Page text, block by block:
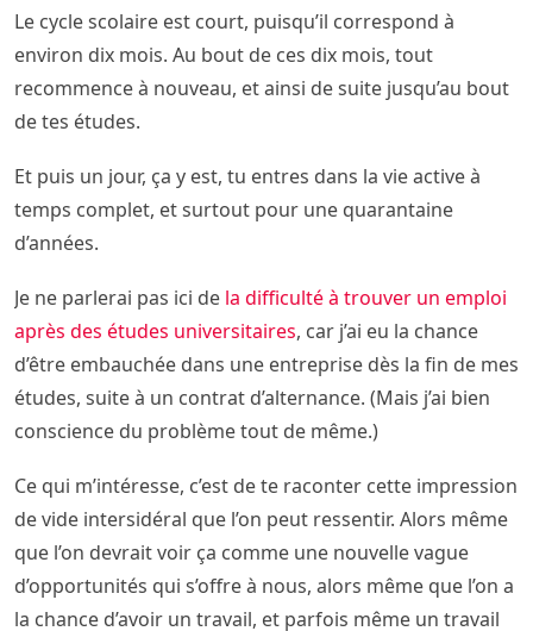
Le cycle scolaire est court, puisqu’il correspond à
environ dix mois. Au bout de ces dix mois, tout
recommence à nouveau, et ainsi de suite jusqu’au bout
de tes études.
Et puis un jour, ça y est, tu entres dans la vie active à
temps complet, et surtout pour une quarantaine
d’années.
Je ne parlerai pas ici de la difficulté à trouver un emploi
après des études universitaires, car j’ai eu la chance
d’être embauchée dans une entreprise dès la fin de mes
études, suite à un contrat d’alternance. (Mais j’ai bien
conscience du problème tout de même.)
Ce qui m’intéresse, c’est de te raconter cette impression
de vide intersidéral que l’on peut ressentir. Alors même
que l’on devrait voir ça comme une nouvelle vague
d’opportunités qui s’offre à nous, alors même que l’on a
la chance d’avoir un travail, et parfois même un travail